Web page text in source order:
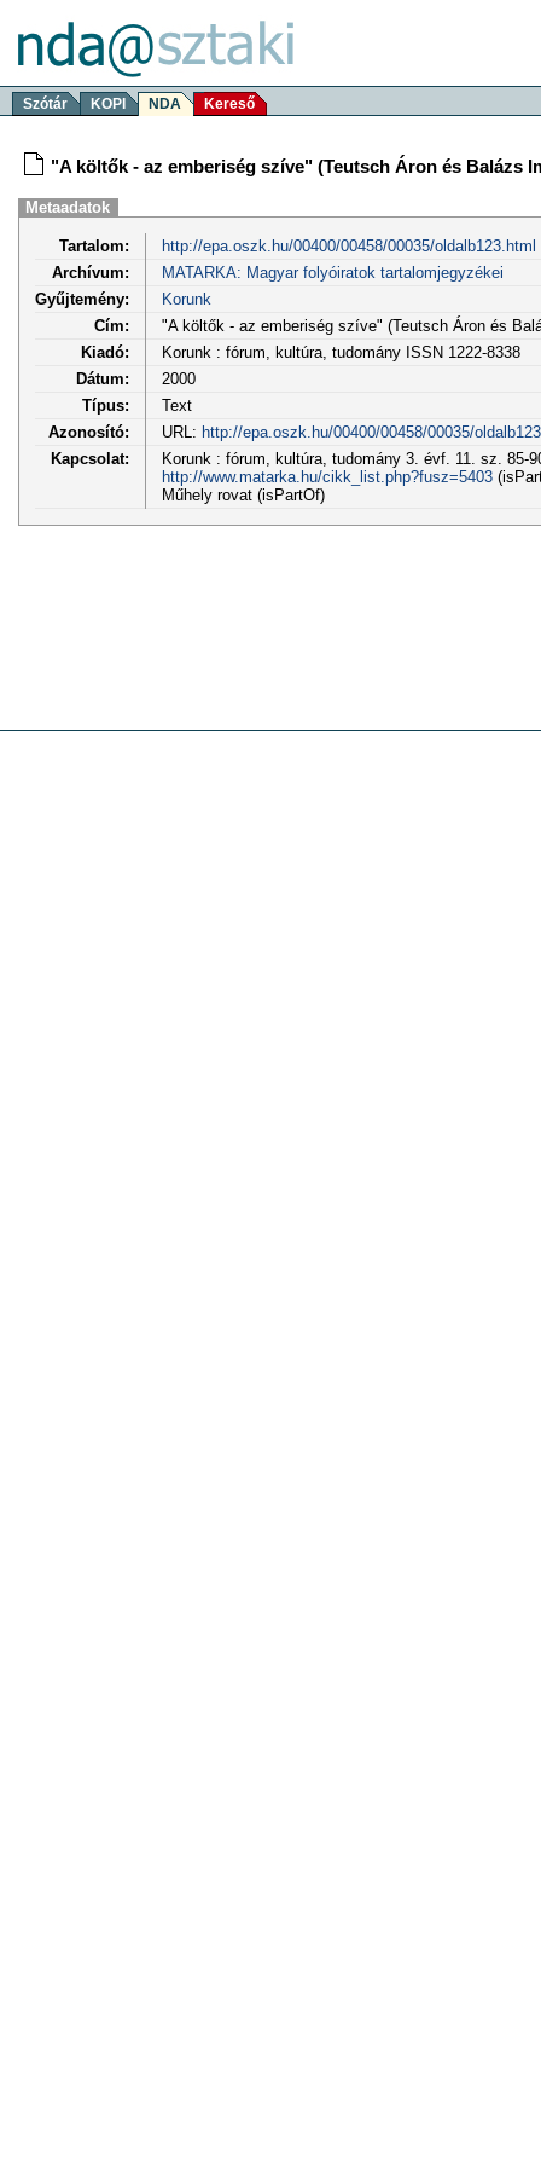
Szótár KOPI NDA Kereső
"A költők - az emberiség szíve" (Teutsch Áron és Balázs
Metaadatok
Tartalom:
http://epa.oszk.hu/00400/00458/00035/oldalb123.html
Archívum:
MATARKA: Magyar folyóiratok tartalomjegyzékei
Gyűjtemény:
Korunk
Cím:
"A költők - az emberiség szíve" (Teutsch Áron és
Kiadó:
Korunk : fórum, kultúra, tudomány ISSN 1222-8338
Dátum:
2000
Típus:
Text
Azonosító:
URL: http://epa.oszk.hu/00400/00458/00035/
Kapcsolat:
Korunk : fórum, kultúra, tudomány 3. évf. 11. sz. 85-
http://www.matarka.hu/cikk_list.php?fusz=5403
Műhely rovat (isPartOf)